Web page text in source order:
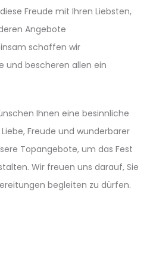
Freude mit Ihren Liebsten,
Angebote
schaffen wir
und bescheren allen ein
Ihnen eine besinnliche
Freude und wunderbarer
Topangebote, um das Fest
Wir freuen uns darauf, Sie
begleiten zu dürfen.